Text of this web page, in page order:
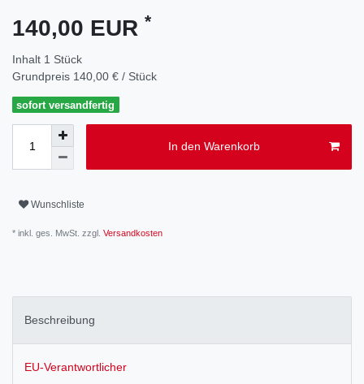
140,00 EUR *
Inhalt 1 Stück
Grundpreis 140,00 € / Stück
sofort versandfertig
In den Warenkorb
Wunschliste
* inkl. ges. MwSt. zzgl. Versandkosten
Beschreibung
EU-Verantwortlicher